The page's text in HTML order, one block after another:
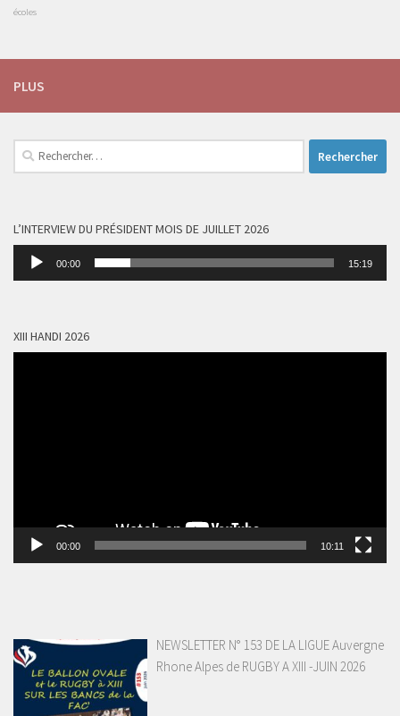
écoles
PLUS
Rechercher :
L’INTERVIEW DU PRÉSIDENT MOIS DE JUILLET 2026
Lecteur
00:00 15:19
XIII HANDI 2026
00:00 10:11
NEWSLETTER N° 153 DE LA LIGUE Auvergne
Rhone Alpes de RUGBY A XIII -JUIN 2026